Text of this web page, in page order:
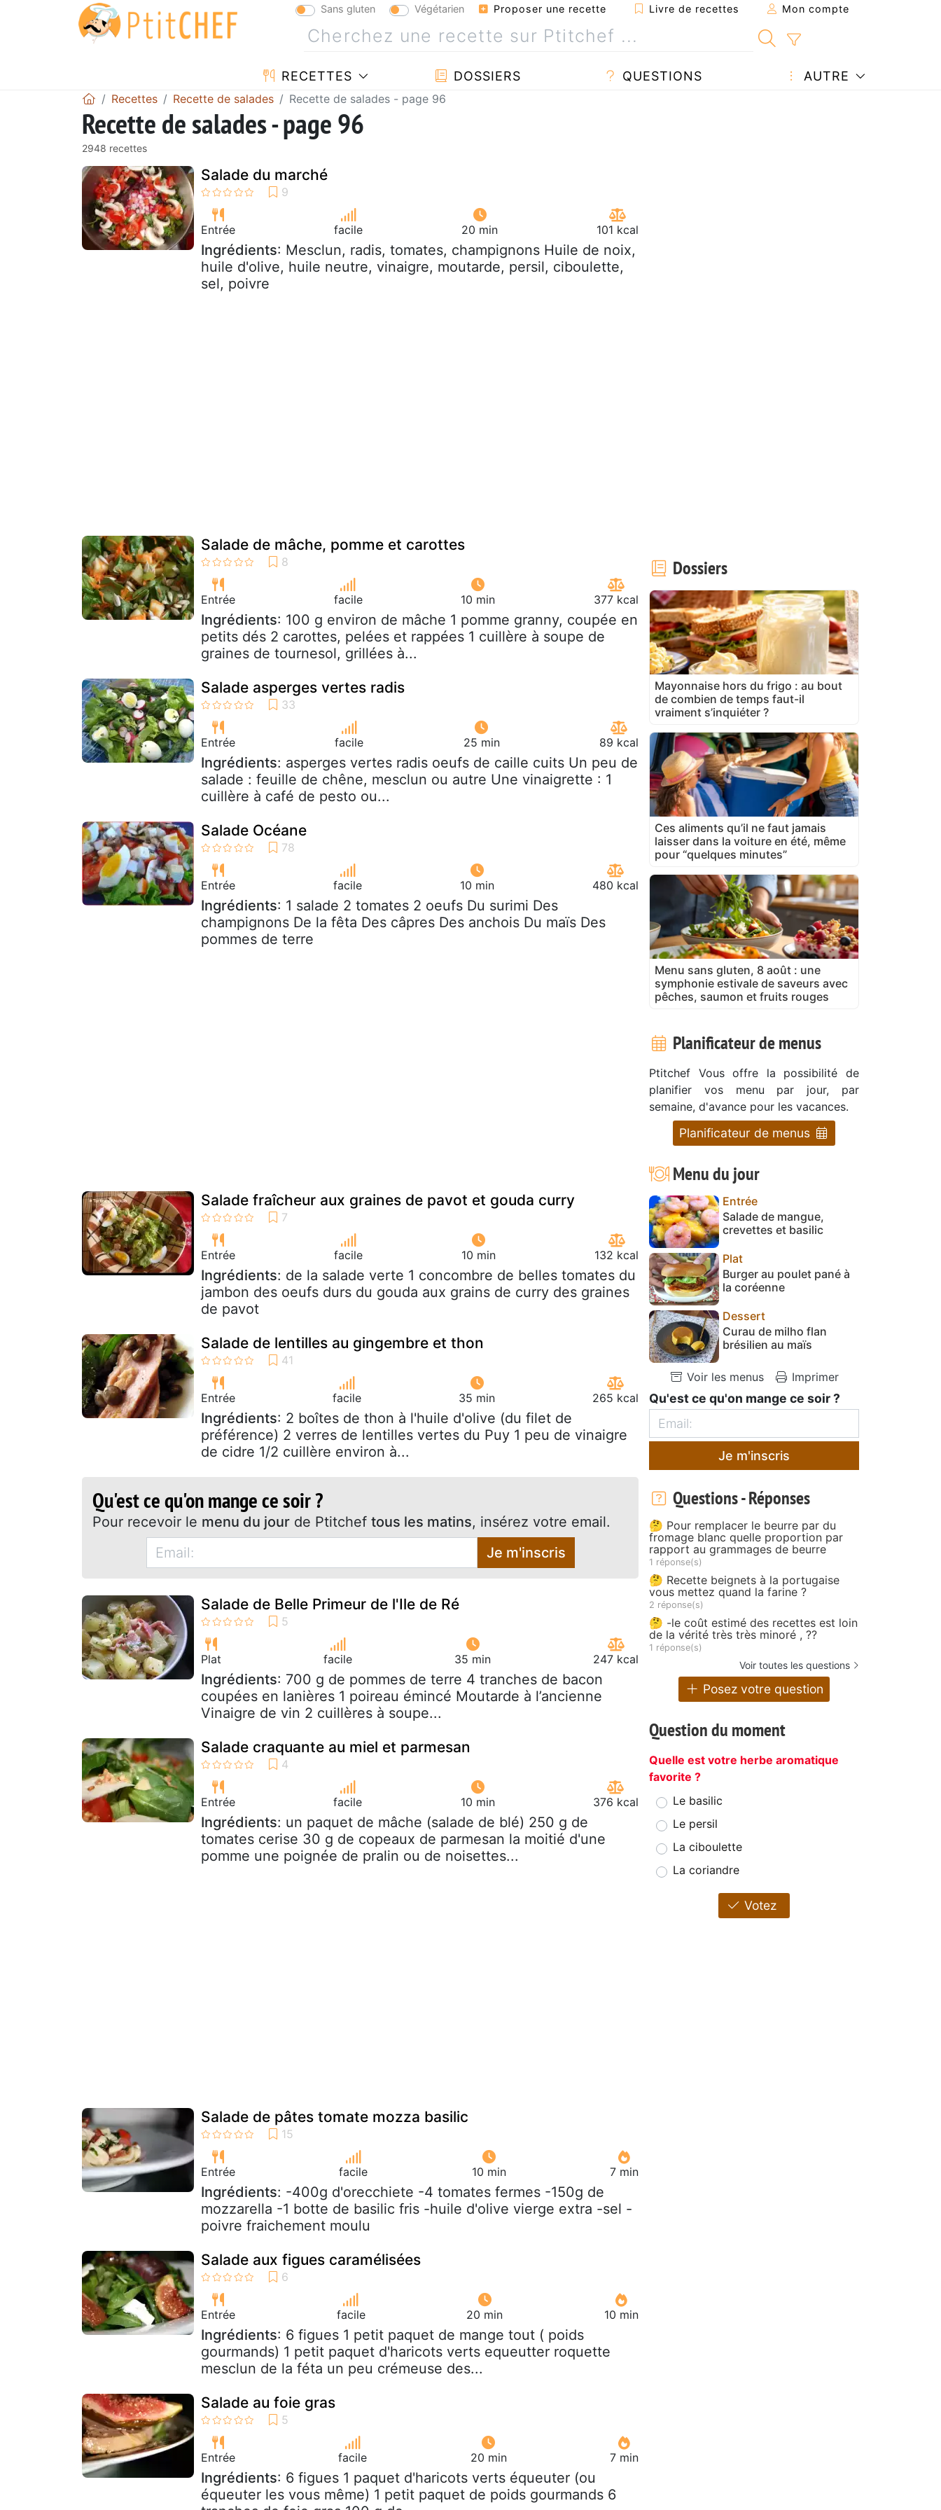
Sans gluten Végétarien Proposer une recette Livre de recettes Mon compte
RECETTES DOSSIERS QUESTIONS AUTRE
Recettes Recette de salades Recette de salades - page 96
Recette de salades - page 96
2948 recettes
Salade du marché
Entrée facile 20 min 101 kcal
Ingrédients: Mesclun, radis, tomates, champignons Huile de noix,
huile d'olive, huile neutre, vinaigre, moutarde, persil, ciboulette,
sel, poivre
Salade de mâche, pomme et carottes
Entrée facile 10 min 377 kcal
Ingrédients: 100 g environ de mâche 1 pomme granny, coupée en
petits dés 2 carottes, pelées et rappées 1 cuillère à soupe de
graines de tournesol, grillées à...
Salade asperges vertes radis
Entrée facile 25 min 89 kcal
Ingrédients: asperges vertes radis oeufs de caille cuits Un peu de
salade : feuille de chêne, mesclun ou autre Une vinaigrette : 1
cuillère à café de pesto ou...
Salade Océane
Entrée facile 10 min 480 kcal
Ingrédients: 1 salade 2 tomates 2 oeufs Du surimi Des
champignons De la fêta Des câpres Des anchois Du maïs Des
pommes de terre
Salade fraîcheur aux graines de pavot et gouda curry
Entrée facile 10 min 132 kcal
Ingrédients: de la salade verte 1 concombre de belles tomates du
jambon des oeufs durs du gouda aux grains de curry des graines
de pavot
Salade de lentilles au gingembre et thon
Entrée facile 35 min 265 kcal
Ingrédients: 2 boîtes de thon à l'huile d'olive (du filet de
préférence) 2 verres de lentilles vertes du Puy 1 peu de vinaigre
de cidre 1/2 cuillère environ à...
Qu'est ce qu'on mange ce soir ?
Pour recevoir le menu du jour de Ptitchef tous les matins, insérez votre email.
Je m'inscris
Salade de Belle Primeur de l'Ile de Ré
Plat facile 35 min 247 kcal
Ingrédients: 700 g de pommes de terre 4 tranches de bacon
coupées en lanières 1 poireau émincé Moutarde à l’ancienne
Vinaigre de vin 2 cuillères à soupe...
Salade craquante au miel et parmesan
Entrée facile 10 min 376 kcal
Ingrédients: un paquet de mâche (salade de blé) 250 g de
tomates cerise 30 g de copeaux de parmesan la moitié d'une
pomme une poignée de pralin ou de noisettes...
Salade de pâtes tomate mozza basilic
Entrée facile 10 min 7 min
Ingrédients: -400g d'orecchiete -4 tomates fermes -150g de
mozzarella -1 botte de basilic fris -huile d'olive vierge extra -sel -
poivre fraichement moulu
Salade aux figues caramélisées
Entrée facile 20 min 10 min
Ingrédients: 6 figues 1 petit paquet de mange tout ( poids
gourmands) 1 petit paquet d'haricots verts equeutter roquette
mesclun de la féta un peu crémeuse des...
Salade au foie gras
Entrée facile 20 min 7 min
Ingrédients: 6 figues 1 paquet d'haricots verts équeuter (ou
équeuter les vous même) 1 petit paquet de poids gourmands 6
Dossiers
Mayonnaise hors du frigo : au bout
de combien de temps faut-il
vraiment s’inquiéter ?
Ces aliments qu’il ne faut jamais
laisser dans la voiture en été, même
pour “quelques minutes”
Menu sans gluten, 8 août : une
symphonie estivale de saveurs avec
pêches, saumon et fruits rouges
Planificateur de menus
Ptitchef Vous offre la possibilité de
planifier vos menu par jour, par
semaine, d'avance pour les vacances.
Planificateur de menus
Menu du jour
Entrée
Salade de mangue,
crevettes et basilic
Plat
Burger au poulet pané à
la coréenne
Dessert
Curau de milho flan
brésilien au maïs
Voir les menus Imprimer
Qu'est ce qu'on mange ce soir ?
Je m'inscris
Questions - Réponses
🤔 Pour remplacer le beurre par du
fromage blanc quelle proportion par
rapport au grammages de beurre
1 réponse(s)
🤔 Recette beignets à la portugaise
vous mettez quand la farine ?
2 réponse(s)
🤔 -le coût estimé des recettes est loin
de la vérité très très minoré , ??
1 réponse(s)
Voir toutes les questions
Posez votre question
Question du moment
Quelle est votre herbe aromatique
favorite ?
Le basilic
Le persil
La ciboulette
La coriandre
Votez